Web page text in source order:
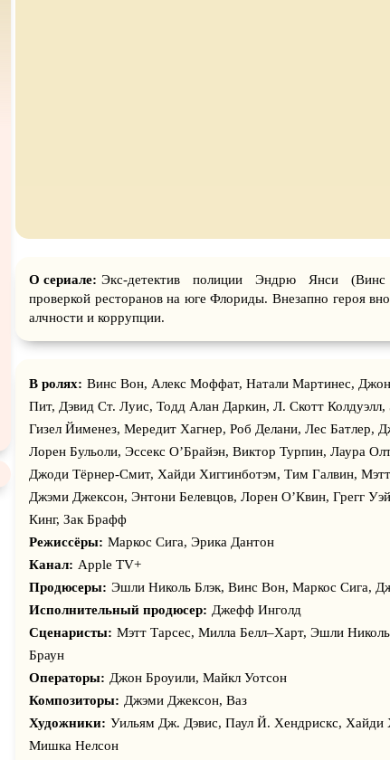
О сериале: Экс-детектив полиции Эндрю Янси (Винс
проверкой ресторанов на юге Флориды. Внезапно героя
алчности и коррупции.
В ролях: Винс Вон, Алекс Моффат, Натали Мартинес,
Пит, Дэвид Ст. Луис, Тодд Алан Даркин, Л. Скотт
Гизел Йименез, Мередит Хагнер, Роб Делани, Лес Батлер,
Лорен Бульоли, Эссекс О’Брайэн, Виктор Турпин, Лаура
Джоди Тёрнер-Смит, Хайди Хиггинботэм, Тим Галвин,
Джэми Джексон, Энтони Белевцов, Лорен О’Квин, Грегг
Кинг, Зак Брафф
Режиссёры: Маркос Сига, Эрика Дантон
Канал: Apple TV+
Продюсеры: Эшли Николь Блэк, Винс Вон, Маркос Сига,
Исполнительный продюсер: Джефф Инголд
Сценаристы: Мэтт Тарсес, Милла Белл–Харт, Эшли
Браун
Операторы: Джон Броуили, Майкл Уотсон
Композиторы: Джэми Джексон, Ваз
Художники: Уильям Дж. Дэвис, Паул Й. Хендриcкс, Хайди
Мишка Нелсон